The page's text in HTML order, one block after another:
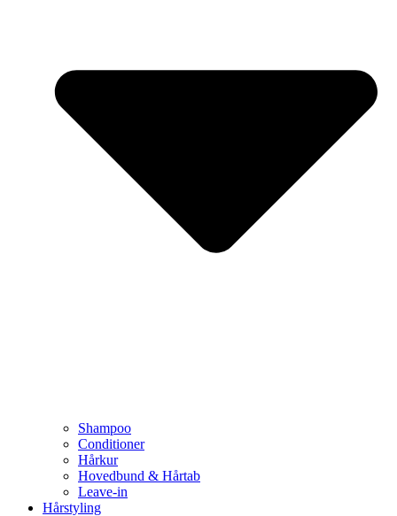
Shampoo
Conditioner
Hårkur
Hovedbund & Hårtab
Leave-in
Hårstyling